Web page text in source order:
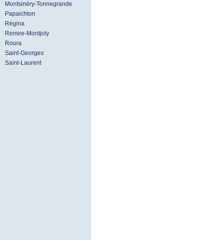
Montsinéry-Tonnegrande
Papaichton
Régina
Remire-Montjoly
Roura
Saint-Georges
Saint-Laurent